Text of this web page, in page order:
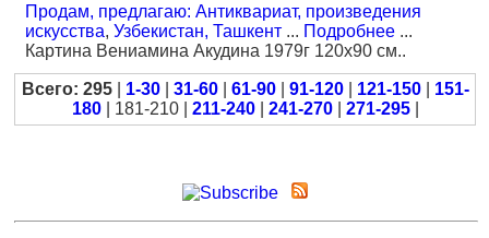
Продам, предлагаю: Антиквариат, произведения
искусства, Узбекистан, Ташкент ... Подробнее ...
Картина Вениамина Акудина 1979г 120х90 см..
Всего: 295| 1-30| 31-60| 61-90| 91-120| 121-150| 151-
180| 181-210 | 211-240| 241-270| 271-295|